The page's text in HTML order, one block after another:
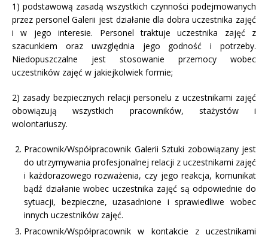
1) podstawową zasadą wszystkich czynności podejmowanych
przez personel Galerii jest działanie dla dobra uczestnika zajęć
i w jego interesie. Personel traktuje uczestnika zajęć z
szacunkiem oraz uwzględnia jego godność i potrzeby.
Niedopuszczalne jest stosowanie przemocy wobec
uczestników zajęć w jakiejkolwiek formie;
2) zasady bezpiecznych relacji personelu z uczestnikami zajęć
obowiązują wszystkich pracowników, stażystów i
wolontariuszy.
Pracownik/Współpracownik Galerii Sztuki zobowiązany jest
do utrzymywania profesjonalnej relacji z uczestnikami zajęć
i każdorazowego rozważenia, czy jego reakcja, komunikat
bądź działanie wobec uczestnika zajęć są odpowiednie do
sytuacji, bezpieczne, uzasadnione i sprawiedliwe wobec
innych uczestników zajęć.
Pracownik/Współpracownik w kontakcie z uczestnikami